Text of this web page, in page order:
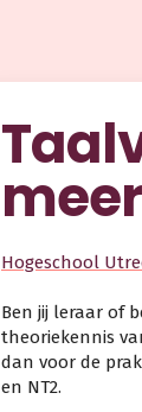
Hogeschool
Ben jij leraar of
theoriekennis
dan voor de
en NT2.